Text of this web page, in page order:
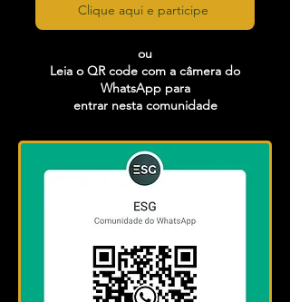
Clique aqui e participe
ou
Leia o QR code com a câmera do
WhatsApp para
entrar nesta comunidade